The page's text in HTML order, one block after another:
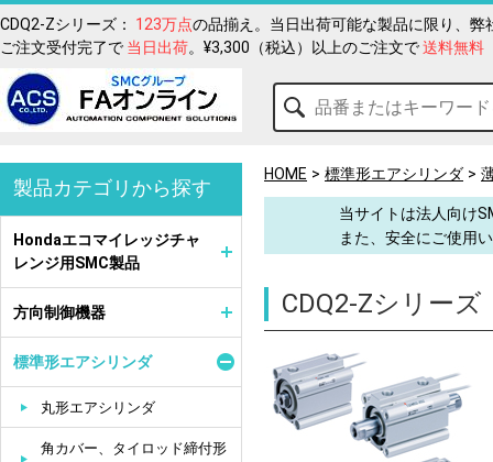
CDQ2-Zシリーズ： 123万点の品揃え。当日出荷可能な製品に限り、弊
ご注文受付完了で 当日出荷。¥3,300（税込）以上のご注文で送料無料
HOME 標準形エアシリンダ
当サイトは法人向け
また、安全にご使用
CDQ2-Zシリーズ
製品カテゴリから探す
Hondaエコマイレッジチャ
レンジ用SMC製品
方向制御機器
標準形エアシリンダ
丸形エアシリンダ
角カバー、タイロッド締付形